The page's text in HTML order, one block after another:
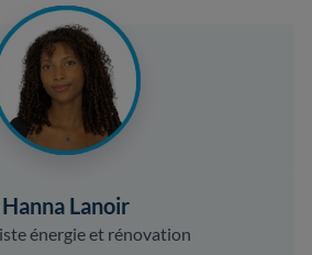
Hanna Lanoir
énergie et rénovation